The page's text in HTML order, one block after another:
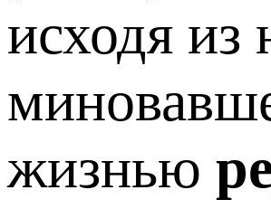
исходя из
жизнью